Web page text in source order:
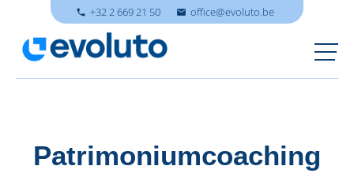
local_phone +32 2 669 21 50 mail office@evoluto.be
Patrimoniumcoaching